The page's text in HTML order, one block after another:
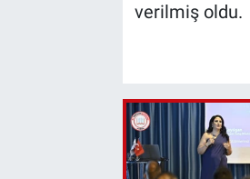
verilmiş oldu.